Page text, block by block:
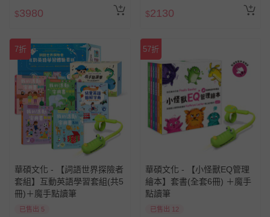
$3980 $2130
7折
華碩文化 - 【詞語世界探險者
套組】互動英語學習套組(共5
冊)＋魔手點讀筆
已售出 5
57折
華碩文化 - 【小怪獸EQ管理
繪本】套書(全套6冊) ＋魔手
點讀筆
已售出 12